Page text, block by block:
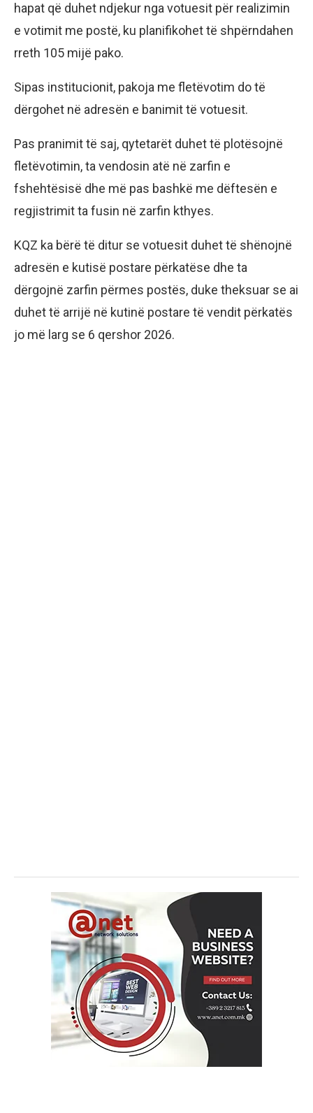
hapat që duhet ndjekur nga votuesit për realizimin
e votimit me postë, ku planifikohet të shpërndahen
rreth 105 mijë pako.
Sipas institucionit, pakoja me fletëvotim do të
dërgohet në adresën e banimit të votuesit.
Pas pranimit të saj, qytetarët duhet të plotësojnë
fletëvotimin, ta vendosin atë në zarfin e
fshehtësisë dhe më pas bashkë me dëftesën e
regjistrimit ta fusin në zarfin kthyes.
KQZ ka bërë të ditur se votuesit duhet të shënojnë
adresën e kutisë postare përkatëse dhe ta
dërgojnë zarfin përmes postës, duke theksuar se ai
duhet të arrijë në kutinë postare të vendit përkatës
jo më larg se 6 qershor 2026.